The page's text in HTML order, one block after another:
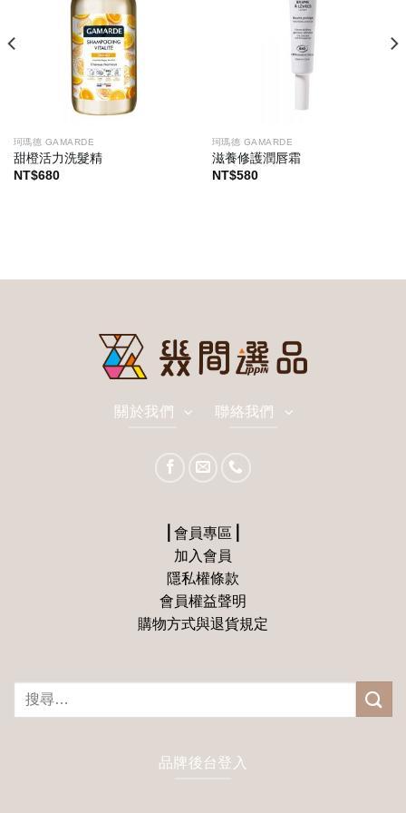
珂瑪德 GAMARDE
甜橙活力洗髮精
NT$680
珂瑪德 GAMARDE
滋養修護潤唇霜
NT$580
關於我們 聯絡我們
⎪會員專區⎪
加入會員
隱私權條款
會員權益聲明
購物方式與退貨規定
品牌後台登入